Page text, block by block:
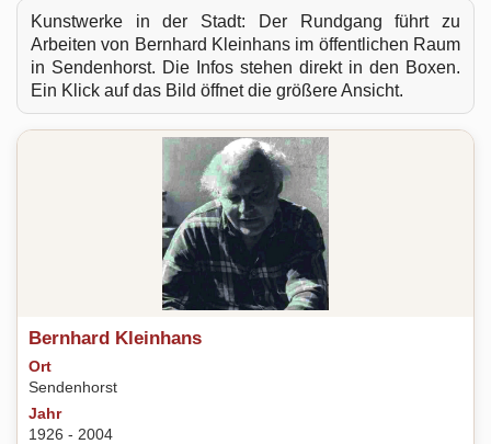
Kunstwerke in der Stadt: Der Rundgang führt zu
Arbeiten von Bernhard Kleinhans im öffentlichen Raum
in Sendenhorst. Die Infos stehen direkt in den Boxen.
Ein Klick auf das Bild öffnet die größere Ansicht.
Bernhard Kleinhans
Ort
Sendenhorst
Jahr
1926 - 2004